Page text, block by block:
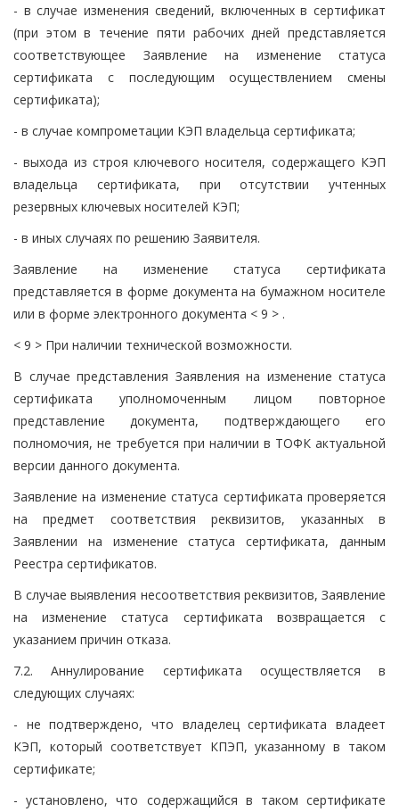
- в случае изменения сведений, включенных в сертификат
(при этом в течение пяти рабочих дней представляется
соответствующее Заявление на изменение статуса
сертификата с последующим осуществлением смены
сертификата);
- в случае компрометации КЭП владельца сертификата;
- выхода из строя ключевого носителя, содержащего КЭП
владельца сертификата, при отсутствии учтенных
резервных ключевых носителей КЭП;
- в иных случаях по решению Заявителя.
Заявление на изменение статуса сертификата
представляется в форме документа на бумажном носителе
или в форме электронного документа < 9 > .
< 9 > При наличии технической возможности.
В случае представления Заявления на изменение статуса
сертификата уполномоченным лицом повторное
представление документа, подтверждающего его
полномочия, не требуется при наличии в ТОФК актуальной
версии данного документа.
Заявление на изменение статуса сертификата проверяется
на предмет соответствия реквизитов, указанных в
Заявлении на изменение статуса сертификата, данным
Реестра сертификатов.
В случае выявления несоответствия реквизитов, Заявление
на изменение статуса сертификата возвращается с
указанием причин отказа.
7.2. Аннулирование сертификата осуществляется в
следующих случаях:
- не подтверждено, что владелец сертификата владеет
КЭП, который соответствует КПЭП, указанному в таком
сертификате;
- установлено, что содержащийся в таком сертификате